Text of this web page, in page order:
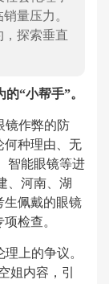
量压力。
，探索垂直
“小帮手”。
镜作弊的防
何种理由、无
智能眼镜等进
、河南、湖
生佩戴的眼镜
检查。
上的争议。
姐内容，引